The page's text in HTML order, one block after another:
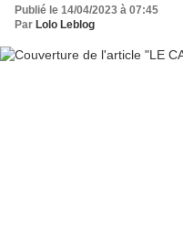
Publié le 14/04/2023 à 07:45
Par Lolo Leblog